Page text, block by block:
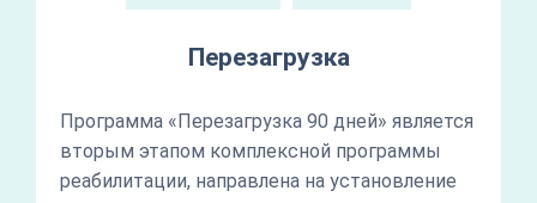
Перезагрузка
Программа «Перезагрузка 90 дней» является
вторым этапом комплексной программы
реабилитации, направлена на установление